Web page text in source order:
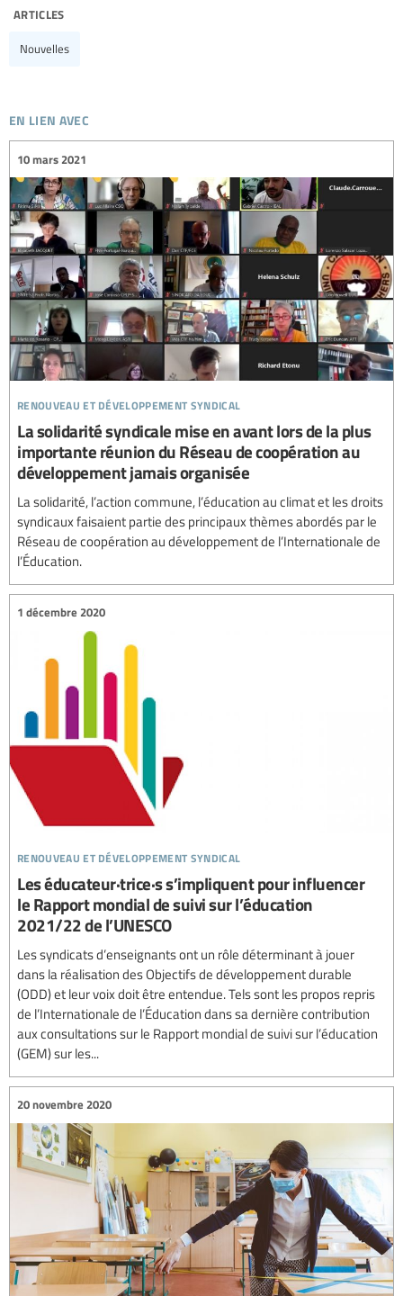
articles
Nouvelles
en lien avec
renouveau et développement syndical
10 mars 2021
La solidarité syndicale mise en avant lors de la plus
importante réunion du Réseau de coopération au
développement jamais organisée
La solidarité, l’action commune, l’éducation au climat et les droits
syndicaux faisaient partie des principaux thèmes abordés par le
Réseau de coopération au développement de l’Internationale de
l’Éducation.
renouveau et développement syndical
1 décembre 2020
Les éducateur·trice·s s’impliquent pour influencer
le Rapport mondial de suivi sur l’éducation
2021/22 de l’UNESCO
Les syndicats d’enseignants ont un rôle déterminant à jouer
dans la réalisation des Objectifs de développement durable
(ODD) et leur voix doit être entendue. Tels sont les propos repris
de l’Internationale de l’Éducation dans sa dernière contribution
aux consultations sur le Rapport mondial de suivi sur l’éducation
(GEM) sur les...
20 novembre 2020